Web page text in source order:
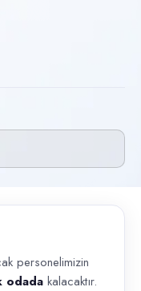
personelimizin
odada kalacaktır.